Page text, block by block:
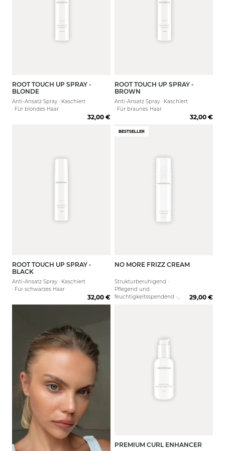
ROOT TOUCH UP SPRAY -
BLONDE
Anti-Ansatz Spray · Kaschiert
· Für blondes Haar
32,00 €
ROOT TOUCH UP SPRAY -
BROWN
Anti-Ansatz Spray · Kaschiert
· Für braunes Haar
32,00 €
ROOT TOUCH UP SPRAY -
BLACK
Anti-Ansatz Spray · Kaschiert
· Für schwarzes Haar
32,00 €
BESTSELLER
75 ml
NO MORE FRIZZ CREAM
Strukturberuhigend ·
Pflegend und
feuchtigkeitsspendend ·
29,00 €
125 ml
PREMIUM CURL ENHANCER